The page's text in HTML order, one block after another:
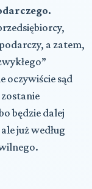
a zatem,
oczywiście sąd
będzie dalej
już według